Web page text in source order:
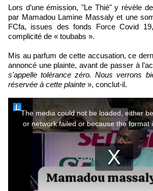
Lors d’une émission, "Le Thiè" y révèle des maisons vendues
par Mamadou Lamine Massaly et une
FCfa, issues des fonds Force Covid
complicité de « toubabs ».
Mis au parfum de cette accusation, ce
annoncé une plainte, avant de passer à
s'appelle tolérance zéro. Nous verrons
réservée à cette plainte », conclut-il.